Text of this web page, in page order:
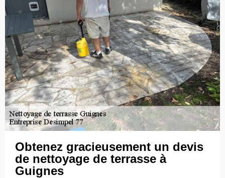
Obtenez gracieusement un devis
de nettoyage de terrasse à
Guignes